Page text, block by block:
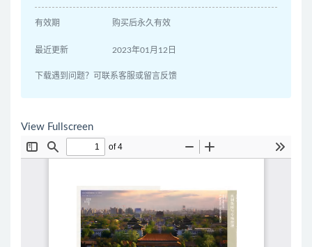
有效期 购买后永久有效
最近更新 2023年01月12日
下载遇到问题？可联系客服或留言反馈
View Fullscreen